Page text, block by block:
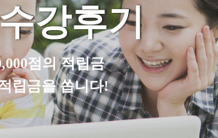
강후기
점의 적립금
립금을 쏩니다!